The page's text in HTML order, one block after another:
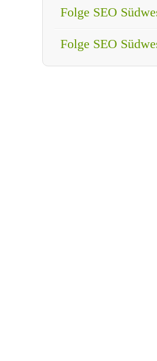
Folge SEO
Folge SEO